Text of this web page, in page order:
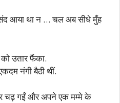
आया था न … चल अब सीधे मुँह
उतार फैंका.
नंगी बैठी थीं.
चढ़ गईं और अपने एक मम्मे के